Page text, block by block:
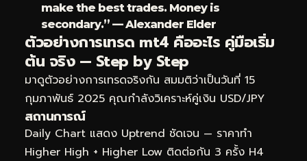
make the best trades. Money is
secondary.” — Alexander Elder
ตัวอย่างการเทรด mt4 คืออะไร คู่มือเริ่ม
ต้น จริง — Step by Step
มาดูตัวอย่างการเทรดจริงกัน สมมติว่าเป็นวันที่ 15
กุมภาพันธ์ 2025 คุณกำลังวิเคราะห์คู่เงิน USD/JPY
สถานการณ์
Daily Chart แสดง Uptrend ชัดเจน — ราคาทำ
Higher High + Higher Low ติดต่อกัน 3 ครั้ง H4